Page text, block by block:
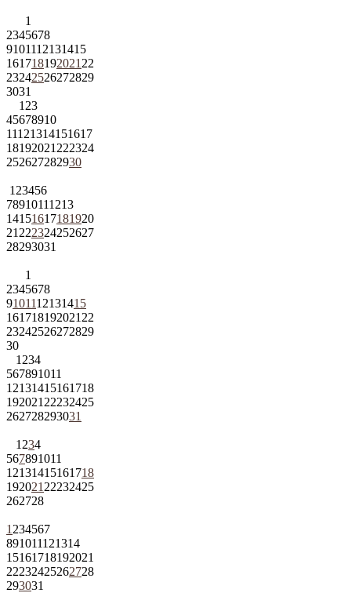
1
2345678
9101112131415
161718192021 22
23242526272829
3031
1 23
45678910
11121314151617
18192021 222324
252627282930
1 23456
78910111213
14151617181920
21 222324252627
28293031
1
2345678
9101112131415
161718192021 22
23242526272829
30
1 234
567891011
12131415161718
192021 22232425
262728293031
1 234
567891011
12131415161718
192021 22232425
262728
1 234567
891011121314
15161718192021
22232425262728
293031